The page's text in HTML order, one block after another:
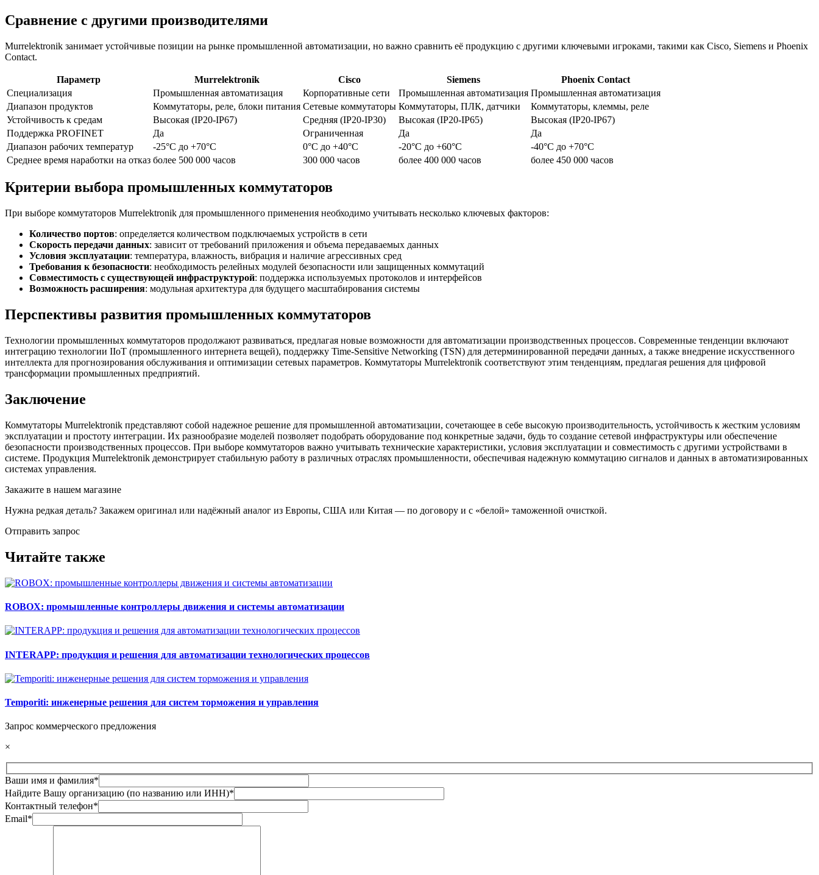
Сравнение с другими производителями
Murrelektronik занимает устойчивые позиции на рынке промышленной автоматизации, но важно сравнить её продукцию с другими ключевыми игроками, такими как Cisco, Siemens и Phoenix
Contact.
Параметр Murrelektronik Cisco Siemens
Phoenix Contact
Специализация
Промышленная автоматизация Корпоративные сети Промышленная автоматизация Промышленная автоматизация
Диапазон продуктов
Коммутаторы, реле, блоки питания Сетевые коммутаторы Коммутаторы, ПЛК, датчики
Коммутаторы, клеммы, реле
Устойчивость к средам
Высокая (IP20-IP67) Средняя (IP20-IP30) Высокая (IP20-IP65)
Высокая (IP20-IP67)
Поддержка PROFINET
Да Ограниченная Да
Да
Диапазон рабочих температур
-25°C до +70°C 0°C до +40°C -20°C до +60°C
-40°C до +70°C
Среднее время наработки на отказ более 500 000 часов 300 000 часов более 400 000 часов более 450 000 часов
Критерии выбора промышленных коммутаторов
При выборе коммутаторов Murrelektronik для промышленного применения необходимо учитывать несколько ключевых факторов:
Количество портов: определяется количеством подключаемых устройств в сети
Скорость передачи данных: зависит от требований приложения и объема передаваемых данных
Условия эксплуатации: температура, влажность, вибрация и наличие агрессивных сред
Требования к безопасности: необходимость релейных модулей безопасности или защищенных коммутаций
Совместимость с существующей инфраструктурой: поддержка используемых протоколов и интерфейсов
Возможность расширения: модульная архитектура для будущего масштабирования системы
Перспективы развития промышленных коммутаторов
Технологии промышленных коммутаторов продолжают развиваться, предлагая новые возможности для автоматизации производственных процессов. Современные тенденции включают
интеграцию технологии IIoT (промышленного интернета вещей), поддержку Time-Sensitive Networking (TSN) для детерминированной передачи данных, а также внедрение искусственного
интеллекта для прогнозирования обслуживания и оптимизации сетевых параметров. Коммутаторы Murrelektronik соответствуют этим тенденциям, предлагая решения для цифровой
трансформации промышленных предприятий.
Заключение
Коммутаторы Murrelektronik представляют собой надежное решение для промышленной автоматизации, сочетающее в себе высокую производительность, устойчивость к жестким условиям
эксплуатации и простоту интеграции. Их разнообразие моделей позволяет подобрать оборудование под конкретные задачи, будь то создание сетевой инфраструктуры или обеспечение
безопасности производственных процессов. При выборе коммутаторов важно учитывать технические характеристики, условия эксплуатации и совместимость с другими устройствами в
системе. Продукция Murrelektronik демонстрирует стабильную работу в различных отраслях промышленности, обеспечивая надежную коммутацию сигналов и данных в автоматизированных
системах управления.
Закажите в нашем магазине
Нужна редкая деталь? Закажем оригинал или надёжный аналог из Европы, США или Китая — по договору и с «белой» таможенной очисткой.
Отправить запрос
Читайте также
ROBOX: промышленные контроллеры движения и системы автоматизации
INTERAPP: продукция и решения для автоматизации технологических процессов
Temporiti: инженерные решения для систем торможения и управления
Запрос коммерческого предложения
×
Ваши имя и фамилия*
Найдите Вашу организацию (по названию или ИНН)*
Контактный телефон*
Email*